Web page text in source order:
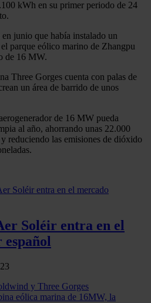
kWh en su primer periodo de 24
junio que había instalado un
parque eólico marino de Zhangpu
de 16 MW.
Three Gorges cuenta con palas de
un área de barrido de unos
de 16 MW pueda
al año, ahorrando unas 22.000
reduciendo las emisiones de dióxido
Soléir entra en el